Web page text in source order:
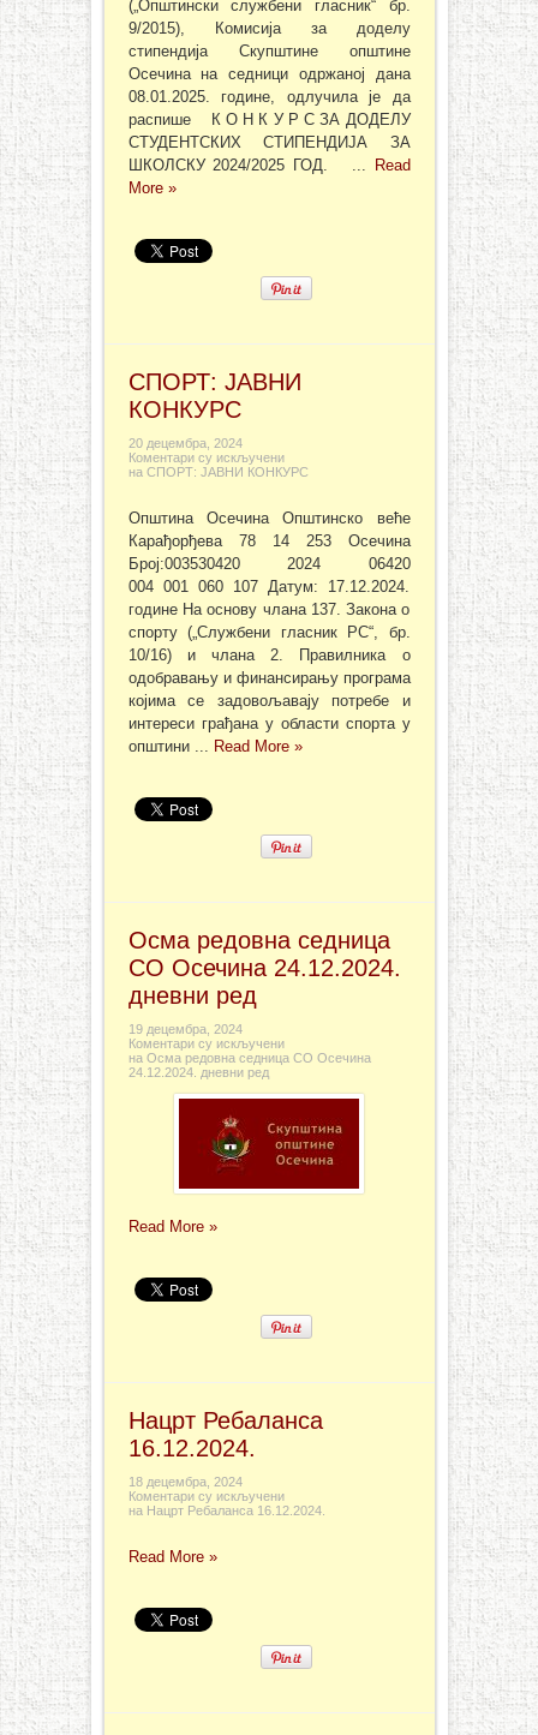
(„Општински службени гласник“ бр.
9/2015), Комисија за доделу
стипендија Скупштине општине
Осечина на седници одржаној дана
08.01.2025. године, одлучила је да
распише К О Н К У Р С ЗА ДОДЕЛУ
СТУДЕНТСКИХ СТИПЕНДИЈА ЗА
ШКОЛСКУ 2024/2025 ГОД. ... Read
More »
СПОРТ: ЈАВНИ
КОНКУРС
20 децембра, 2024
Коментари су искључени
на СПОРТ: ЈАВНИ КОНКУРС
Општина Осечина Општинско веће
Карађорђева 78 14 253 Осечина
Број:003530420 2024 06420
004 001 060 107 Датум: 17.12.2024.
године На основу члана 137. Закона о
спорту („Службени гласник РС“, бр.
10/16) и члана 2. Правилника о
одобравању и финансирању програма
којима се задовољавају потребе и
интереси грађана у области спорта у
општини ... Read More »
Осма редовна седница
СО Осечина 24.12.2024.
дневни ред
19 децембра, 2024
Коментари су искључени
на Осма редовна седница СО Осечина
24.12.2024. дневни ред
Read More »
Нацрт Ребаланса
16.12.2024.
18 децембра, 2024
Коментари су искључени
на Нацрт Ребаланса 16.12.2024.
Read More »